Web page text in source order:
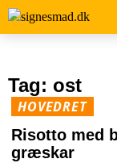
Tag: ost
HOVEDRET
Risotto med
græskar